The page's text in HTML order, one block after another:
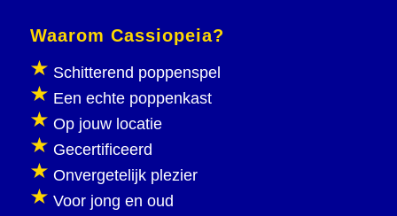
Waarom Cassiopeia?
Schitterend poppenspel
Een echte poppenkast
Op jouw locatie
Gecertificeerd
Onvergetelijk plezier
Voor jong en oud